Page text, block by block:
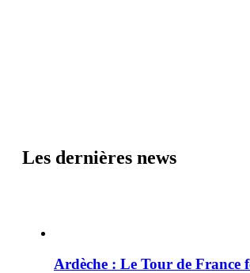
Les dernières news
Ardèche : Le Tour de France